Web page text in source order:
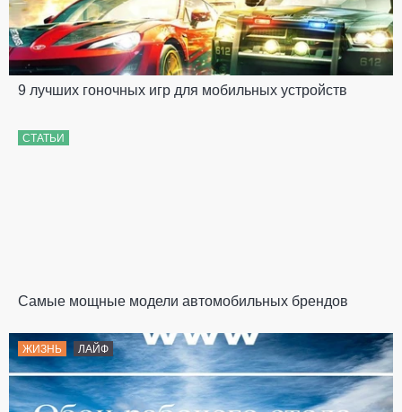
9 лучших гоночных игр для мобильных устройств
СТАТЬИ
Самые мощные модели автомобильных брендов
ЖИЗНЬ ЛАЙФ